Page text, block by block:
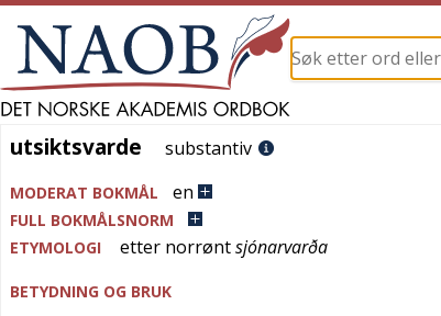
utsiktsvarde
utsiktsvarde substantiv
MODERAT BOKMÅL en
FULL BOKMÅLSNORM
ETYMOLOGI
etter norrøntsjónarvarða
BETYDNING OG BRUK